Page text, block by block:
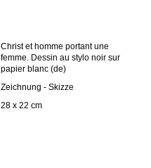
Christ et homme portant une
femme. Dessin au stylo noir sur
papier blanc (de)
Zeichnung - Skizze
28 x 22 cm